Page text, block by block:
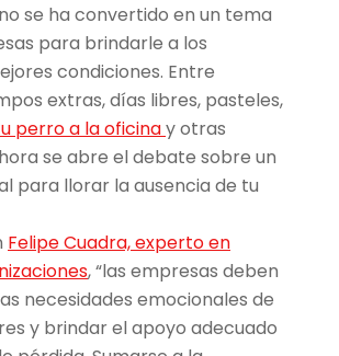
se ha convertido en un tema
para brindarle a los
condiciones. Entre
extras, días libres, pasteles,
perro a la oficinay otras
se abre el debate sobre un
para llorar la ausencia de tu
Felipe Cuadra, experto en
,“las empresas deben
necesidades emocionales de
y brindar el apoyo adecuado